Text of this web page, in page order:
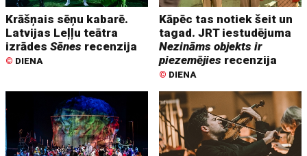
Krāšņais sēņu kabarē.
Latvijas Leļļu teātra
izrādesSēnes recenzija
© DIENA
Kāpēc tas notiek šeit un
tagad. JRT iestudējuma
Nezināms objekts ir
piezemējies recenzija
© DIENA